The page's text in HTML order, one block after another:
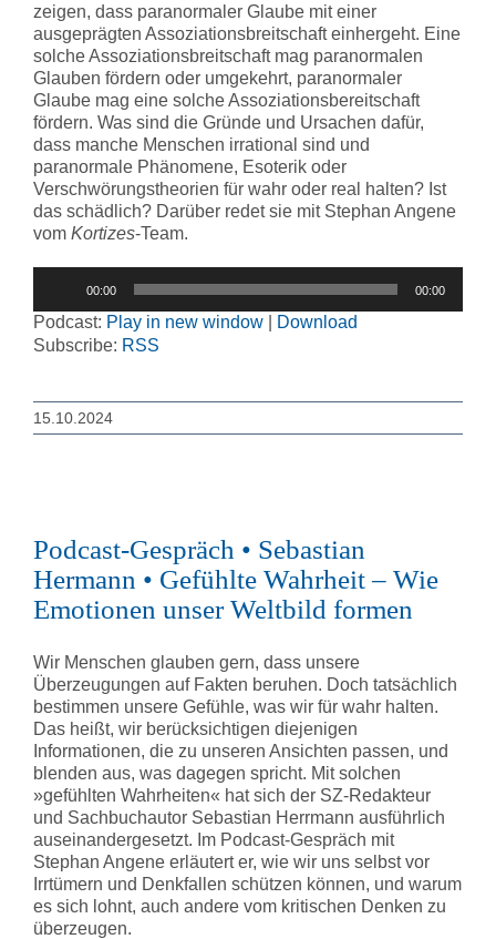
zeigen, dass paranormaler Glaube mit einer
ausgeprägten Assoziationsbreitschaft einhergeht. Eine
solche Assoziationsbreitschaft mag paranormalen
Glauben fördern oder umgekehrt, paranormaler
Glaube mag eine solche Assoziationsbereitschaft
fördern. Was sind die Gründe und Ursachen dafür,
dass manche Menschen irrational sind und
paranormale Phänomene, Esoterik oder
Verschwörungstheorien für wahr oder real halten? Ist
das schädlich? Darüber redet sie mit Stephan Angene
vom Kortizes-Team.
00:00 00:00
Podcast: Play in new window
Download
Subscribe: RSS
15.10.2024
Podcast-Gespräch • Sebastian
Hermann • Gefühlte Wahrheit – Wie
Emotionen unser Weltbild formen
Wir Menschen glauben gern, dass unsere
Überzeugungen auf Fakten beruhen. Doch tatsächlich
bestimmen unsere Gefühle, was wir für wahr halten.
Das heißt, wir berücksichtigen diejenigen
Informationen, die zu unseren Ansichten passen, und
blenden aus, was dagegen spricht. Mit solchen
»gefühlten Wahrheiten« hat sich der SZ-Redakteur
und Sachbuchautor Sebastian Herrmann ausführlich
auseinandergesetzt. Im Podcast-Gespräch mit
Stephan Angene erläutert er, wie wir uns selbst vor
Irrtümern und Denkfallen schützen können, und warum
es sich lohnt, auch andere vom kritischen Denken zu
überzeugen.